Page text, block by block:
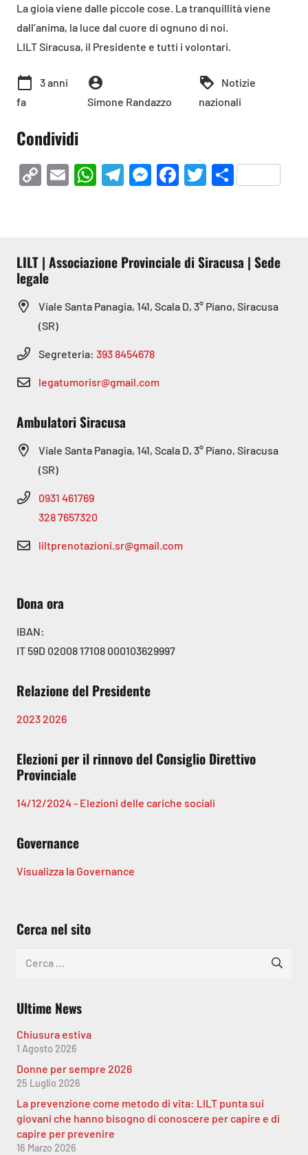
La gioia viene dalle piccole cose. La tranquillità viene
dall’anima, la luce dal cuore di ognuno di noi.
LILT Siracusa, il Presidente e tutti i volontari.
calendar_today
3 anni
fa
account_circle
Simone Randazzo
loyalty
Notizie
nazionali
Condividi
CopyEmailWhatsApp
Telegram
Messenger
Facebook
Twitter
LILT | Associazione Provinciale di Siracusa | Sede
legale
Viale Santa Panagia, 141, Scala D, 3° Piano, Siracusa
(SR)
Segreteria: 393 8454678
legatumorisr@gmail.com
Ambulatori Siracusa
Viale Santa Panagia, 141, Scala D, 3° Piano, Siracusa
(SR)
0931 461769
328 7657320
liltprenotazioni.sr@gmail.com
Dona ora
IBAN:
IT 59D 02008 17108 000103629997
Relazione del Presidente
20232026
Elezioni per il rinnovo del Consiglio Direttivo
Provinciale
14/12/2024 - Elezioni delle cariche sociali
Governance
Visualizza la Governance
Cerca nel sito
Ultime News
Chiusura estiva
1 Agosto 2026
Donne per sempre 2026
25 Luglio 2026
La prevenzione come metodo di vita: LILT punta sui
giovani che hanno bisogno di conoscere per capire e di
capire per prevenire
16 Marzo 2026